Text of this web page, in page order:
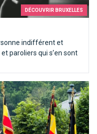
DÉCOUVRIR BRUXELLES
indifférent et
paroliers qui s’en sont